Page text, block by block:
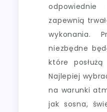
odpowiednie
zapewnią
wykonania.
niezbędne
które
Najlepiej
na warunki
jak sosna,